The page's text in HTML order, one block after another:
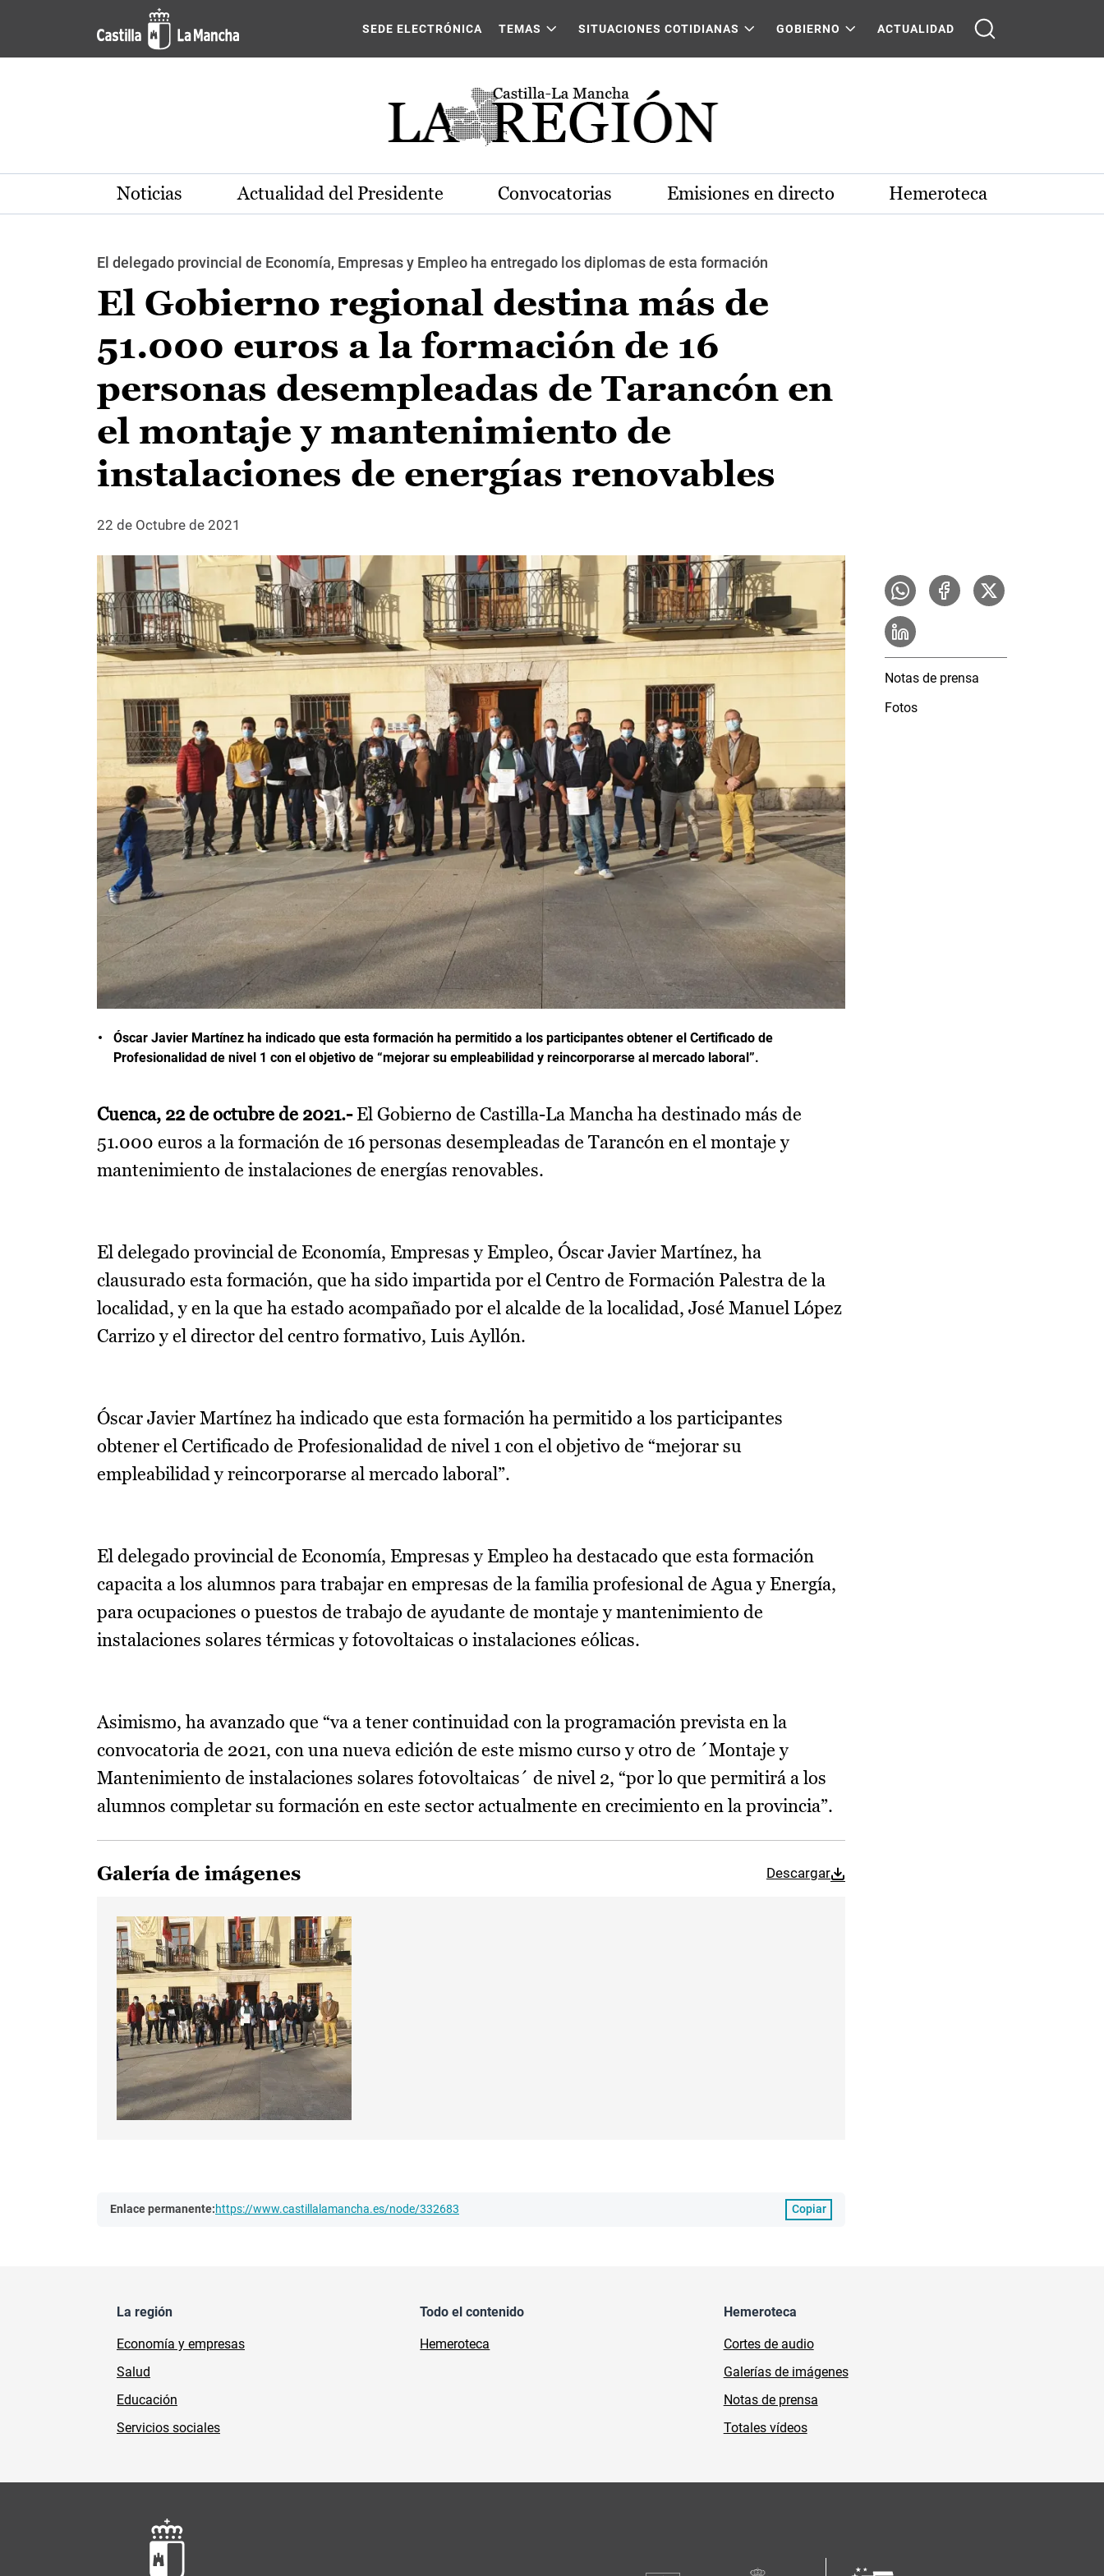
Pasar al contenido principal
SEDE ELECTRÓNICA TEMAS SITUACIONES COTIDIANAS GOBIERNO ACTUALIDAD
Noticias Actualidad del Presidente Convocatorias Emisiones en directo Hemeroteca
El delegado provincial de Economía, Empresas y Empleo ha entregado los diplomas de esta formación
El Gobierno regional destina más de
51.000 euros a la formación de 16
personas desempleadas de Tarancón en
el montaje y mantenimiento de
instalaciones de energías renovables
22 de Octubre de 2021
Óscar Javier Martínez ha indicado que esta formación ha permitido a los participantes obtener el Certificado de
Profesionalidad de nivel 1 con el objetivo de “mejorar su empleabilidad y reincorporarse al mercado laboral”.
Cuenca, 22 de octubre de 2021.-El Gobierno de Castilla-La Mancha ha destinado más de
51.000 euros a la formación de 16 personas desempleadas de Tarancón en el montaje y
mantenimiento de instalaciones de energías renovables.
El delegado provincial de Economía, Empresas y Empleo, Óscar Javier Martínez, ha
clausurado esta formación, que ha sido impartida por el Centro de Formación Palestra de la
localidad, y en la que ha estado acompañado por el alcalde de la localidad, José Manuel López
Carrizo y el director del centro formativo, Luis Ayllón.
Óscar Javier Martínez ha indicado que esta formación ha permitido a los participantes
obtener el Certificado de Profesionalidad de nivel 1 con el objetivo de “mejorar su
empleabilidad y reincorporarse al mercado laboral”.
El delegado provincial de Economía, Empresas y Empleo ha destacado que esta formación
capacita a los alumnos para trabajar en empresas de la familia profesional de Agua y Energía,
para ocupaciones o puestos de trabajo de ayudante de montaje y mantenimiento de
instalaciones solares térmicas y fotovoltaicas o instalaciones eólicas.
Asimismo, ha avanzado que “va a tener continuidad con la programación prevista en la
convocatoria de 2021, con una nueva edición de este mismo curso y otro de ´Montaje y
Mantenimiento de instalaciones solares fotovoltaicas´ de nivel 2, “por lo que permitirá a los
alumnos completar su formación en este sector actualmente en crecimiento en la provincia”.
Galería de imágenes Descargar
Enlace permanente:https://www.castillalamancha.es/node/332683 Copiar
Notas de prensa
Fotos
La región
Economía y empresas
Salud
Educación
Servicios sociales
Todo el contenido
Hemeroteca
Hemeroteca
Cortes de audio
Galerías de imágenes
Notas de prensa
Totales vídeos